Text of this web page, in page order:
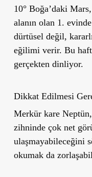
10° Boğa’daki
alanın olan 1.
dürtüsel değil,
eğilimi verir. Bu
gerçekten dinliyor.
Dikkat Edilmesi
Merkür kare
zihninde çok net
ulaşmayabileceğini
okumak da